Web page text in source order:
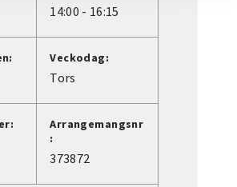
14:00 - 16:15
Veckodag:
Tors
Arrangemangsnr
:
373872